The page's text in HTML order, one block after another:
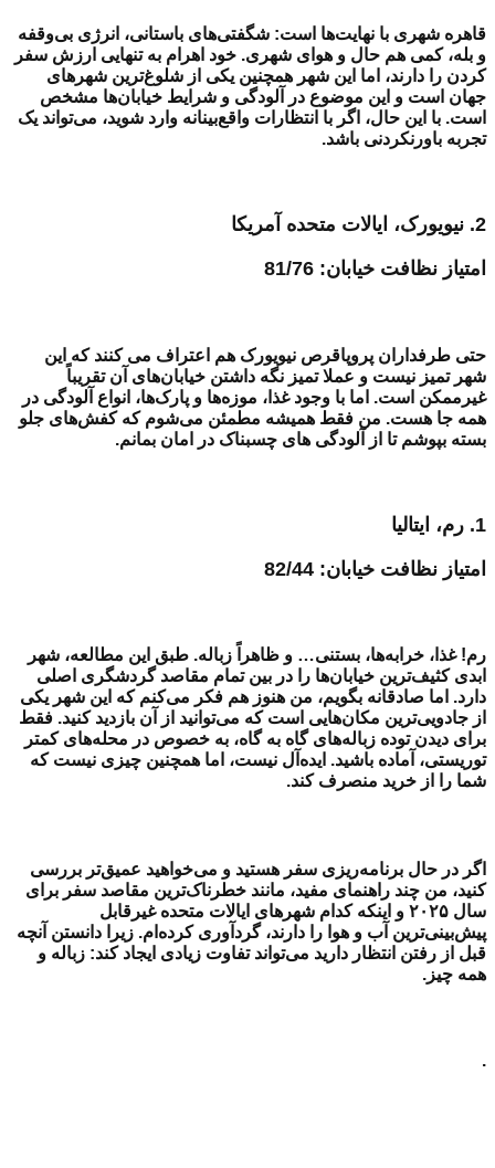
قاهره شهری با نهایت‌ها است: شگفتی‌های باستانی، انرژی بی‌وقفه
و بله، کمی هم حال و هوای شهری. خود اهرام به تنهایی ارزش سفر
کردن را دارند، اما این شهر همچنین یکی از شلوغ‌ترین شهرهای
جهان است و این موضوع در آلودگی و شرایط خیابان‌ها مشخص
است. با این حال، اگر با انتظارات واقع‌بینانه وارد شوید، می‌تواند یک
تجربه باورنکردنی باشد.
2. نیویورک، ایالات متحده آمریکا
امتیاز نظافت خیابان:
حتی طرفداران پروپاقرص نیویورک هم اعتراف می کنند که این
شهر تمیز نیست و عملا تمیز نگه داشتن خیابان‌های آن تقریباً
غیرممکن است. اما با وجود غذا، موزه‌ها و پارک‌ها، انواع آلودگی در
همه جا هست. من فقط همیشه مطمئن می‌شوم که کفش‌های جلو
بسته بپوشم تا از آلودگی های چسبناک در امان بمانم.
1. رم، ایتالیا
امتیاز نظافت خیابان: 82/44
رم! غذا، خرابه‌ها، بستنی… و ظاهراً زباله. طبق این مطالعه، شهر
ابدی کثیف‌ترین خیابان‌ها را در بین تمام مقاصد گردشگری اصلی
دارد. اما صادقانه بگویم، من هنوز هم فکر می‌کنم که این شهر یکی
از جادویی‌ترین مکان‌هایی است که می‌توانید از آن بازدید کنید. فقط
برای دیدن توده زباله‌های گاه به گاه، به خصوص در محله‌های کمتر
توریستی، آماده باشید. ایده‌آل نیست، اما همچنین چیزی نیست که
شما را از خرید منصرف کند.
اگر در حال برنامه‌ریزی سفر هستید و می‌خواهید عمیق‌تر بررسی
کنید، من چند راهنمای مفید، مانند خطرناک‌ترین مقاصد سفر برای
سال ۲۰۲۵ و اینکه کدام شهرهای ایالات متحده غیرقابل
پیش‌بینی‌ترین آب و هوا را دارند، گردآوری کرده‌ام. زیرا دانستن آنچه
قبل از رفتن انتظار دارید می‌تواند تفاوت زیادی ایجاد کند: زباله و
همه چیز.
.